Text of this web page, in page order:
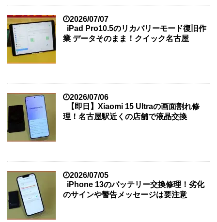
2026/07/07
iPad Pro10.5のリカバリーモード復旧作
業 データそのまま！クイック名古屋
2026/07/06
【即日】Xiaomi 15 Ultraの画面割れ修
理！名古屋駅近くの店舗で液晶交換
2026/07/05
iPhone 13のバッテリー交換修理！劣化
のサインや警告メッセージは要注意